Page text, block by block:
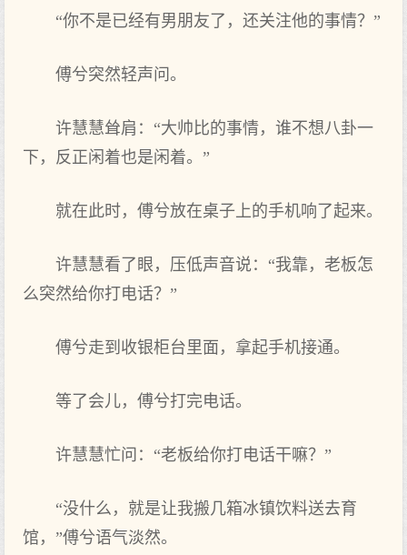
“你不是已经有男朋友了，还关注他的事情？”
傅兮突然轻声问。
许慧慧耸肩：“大帅比的事情，谁不想八卦一
下，反正闲着也是闲着。”
就在此时，傅兮放在桌子上的手机响了起来。
许慧慧看了眼，压低声音说：“我靠，老板怎
么突然给你打电话？”
傅兮走到收银柜台里面，拿起手机接通。
等了会儿，傅兮打完电话。
许慧慧忙问：“老板给你打电话干嘛？”
“没什么，就是让我搬几箱冰镇饮料送去育
馆，”傅兮语气淡然。